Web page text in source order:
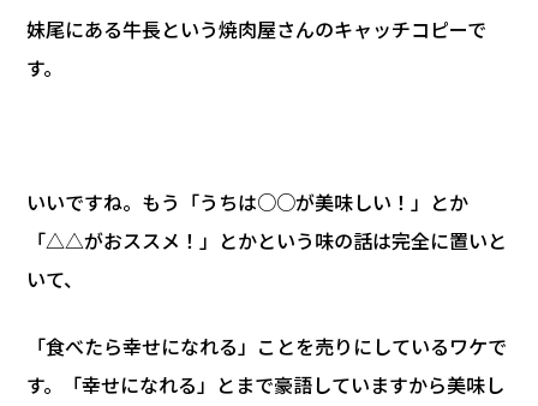
妹尾にある牛長という焼肉屋さんのキャッチコピーで
す。
いいですね。もう「うちは○○が美味しい！」とか
「△△がおススメ！」とかという味の話は完全に置いと
いて、
「食べたら幸せになれる」ことを売りにしているワケで
す。「幸せになれる」とまで豪語していますから美味し